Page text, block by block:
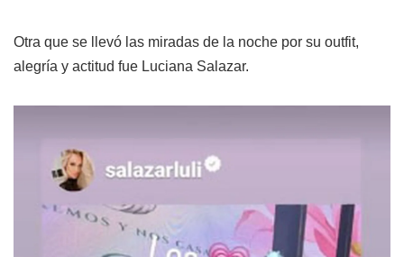
Otra que se llevó las miradas de la noche por su outfit,
alegría y actitud fue Luciana Salazar.